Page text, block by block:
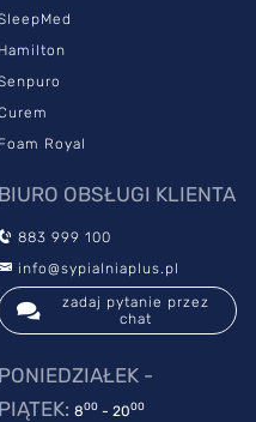
Szwajcarskiego Instytutu
Sleep-Lab,
Oeko Tex o strukturze
i alergennych, a jego
Tex. Zamek rozdzielczy
Hamilton
Foam Royal
BIURO OBSŁUGI KLIENTA
883 999 100
info@sypialniaplus.pl
zadaj pytanie przez
chat
PONIEDZIAŁEK -
PIĄTEK: 800 - 2000